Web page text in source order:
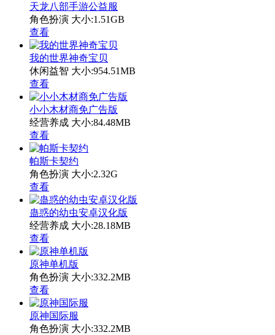
天龙八部手游公益服
角色扮演 大小:1.51GB
查看
我的世界神奇宝贝
休闲益智 大小:954.51MB
查看
小小木材商免广告版
经营养成 大小:84.48MB
查看
帕斯卡契约
角色扮演 大小:2.32G
查看
蛊惑的幼虫安卓汉化版
经营养成 大小:28.18MB
查看
原神单机版
角色扮演 大小:332.2MB
查看
原神国际服
角色扮演 大小:332.2MB